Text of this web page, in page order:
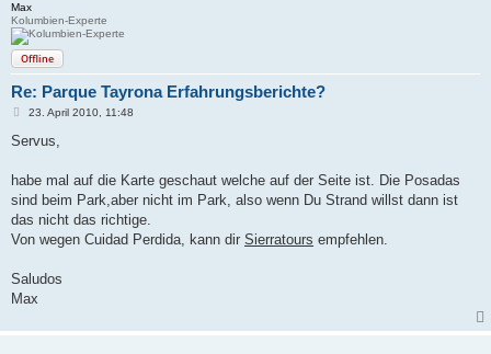
Max
Kolumbien-Experte
Offline
Re: Parque Tayrona Erfahrungsberichte?
B
i
a
23. April 2010, 11:48
Servus,
habe mal auf die Karte geschaut welche auf der Seite ist. Die Posadas
sind beim Park,aber nicht im Park, also wenn Du Strand willst dann ist
das nicht das richtige.
Von wegen Cuidad Perdida, kann dir Sierratours empfehlen.
Saludos
Max